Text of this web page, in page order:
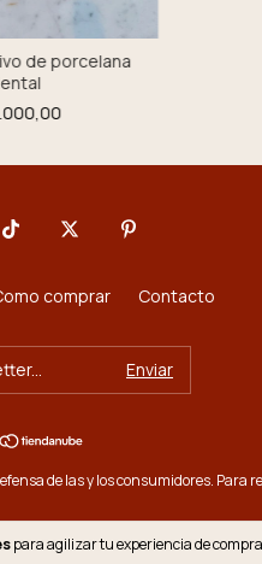
para agilizar tu experiencia de
de porcelana
comprar Contacto
de las y los consumidores. Para